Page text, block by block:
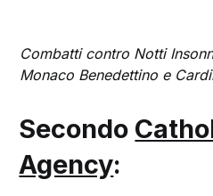
Combatti contro Notti
Monaco Benedettino e
Secondo
Agency: